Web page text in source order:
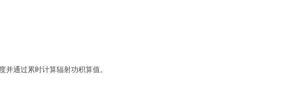
通过累时计算辐射功积算值。